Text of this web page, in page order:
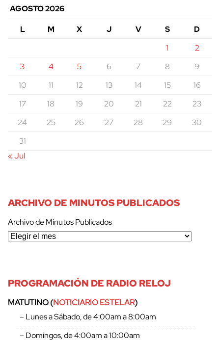
AGOSTO 2026
L
M X J V S
D
1
2
3
4 5 6 7 8
9
10
11 12 13 14 15
16
17
18 19 20 21 22
23
24
25 26 27 28 29
30
31
« Jul
ARCHIVO DE MINUTOS PUBLICADOS
Archivo de Minutos Publicados
PROGRAMACIÓN DE RADIO RELOJ
MATUTINO (NOTICIARIO ESTELAR)
– Lunes a Sábado, de 4:00am a 8:00am
– Domingos, de 4:00am a 10:00am